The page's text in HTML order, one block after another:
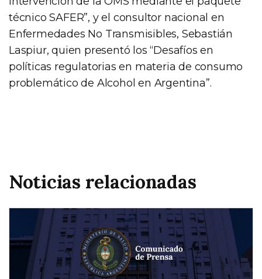
técnico SAFER”, y el consultor nacional en
Enfermedades No Transmisibles, Sebastián
Laspiur, quien presentó los “Desafíos en
políticas regulatorias en materia de consumo
problemático de Alcohol en Argentina”.
Noticias relacionadas